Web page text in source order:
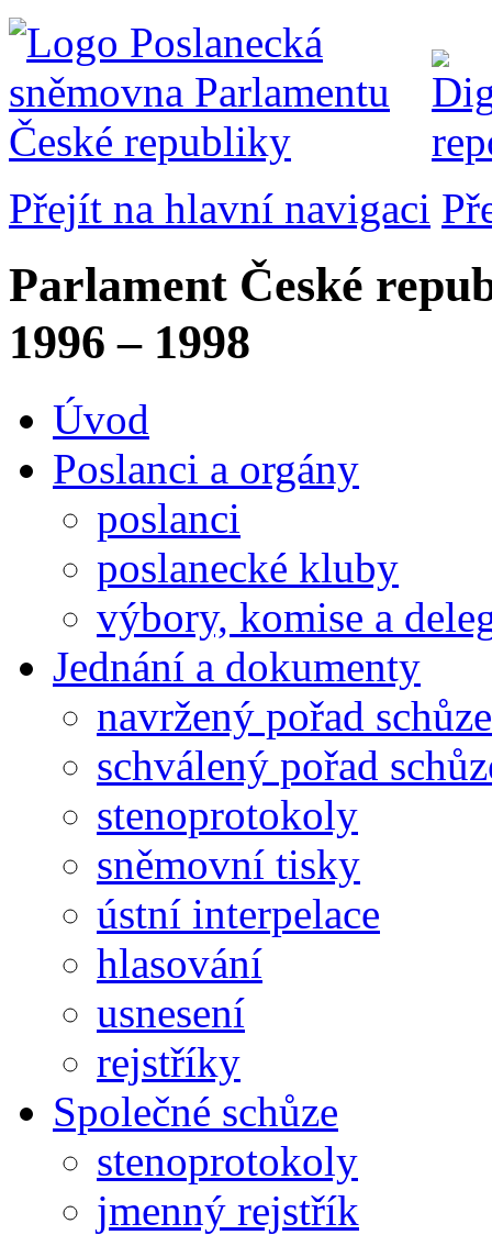
Přejít na hlavní navigaci
Parlament České
1996 – 1998
Úvod
Poslanci a orgány
poslanci
poslanecké kluby
výbory, komise a
Jednání a dokumenty
navržený pořad schůze
schválený pořad
stenoprotokoly
sněmovní tisky
ústní interpelace
hlasování
usnesení
rejstříky
Společné schůze
stenoprotokoly
jmenný rejstřík